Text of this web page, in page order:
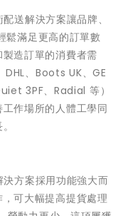
送解決方案讓品牌、
鬆滿足更高的訂單數
造訂單的消費者需
、Boots UK、GE
3PF、Radial 等）
作場所的人體工學同
方案採用功能強大而
可大幅提高提貨處理